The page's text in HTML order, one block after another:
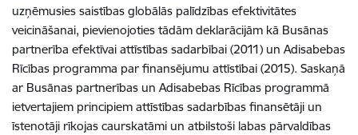
uzņēmusies saistības globālās palīdzības efektivitātes
veicināšanai, pievienojoties tādām deklarācijām kā Busānas
partnerība efektīvai attīstības sadarbībai (2011) un Adisabebas
Rīcības programma par finansējumu attīstībai (2015). Saskaņā
ar Busānas partnerības un Adisabebas Rīcības programmā
ietvertajiem principiem attīstības sadarbības finansētāji un
īstenotāji rīkojas caurskatāmi un atbilstoši labas pārvaldības